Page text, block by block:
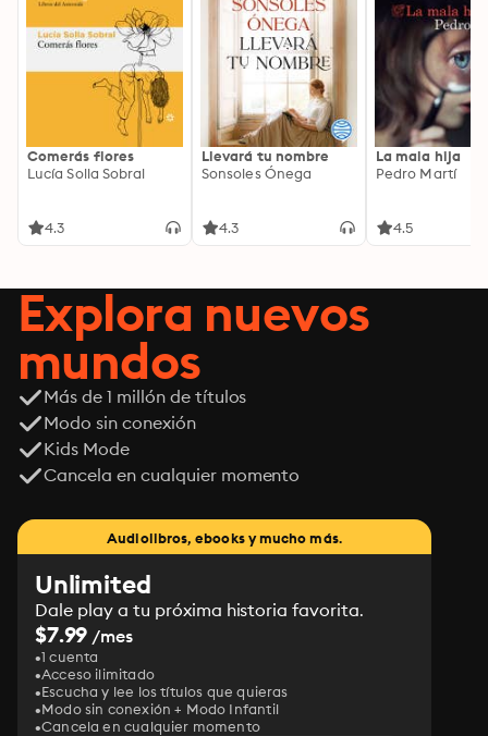
Comerás flores
Lucía Solla Sobral
4.3
Llevará tu nombre
Sonsoles Ónega
4.3
La mala hija
Pedro Martí
4.5
Explora nuevos
mundos
Más de 1 millón de títulos
Modo sin conexión
Kids Mode
Cancela en cualquier momento
Audiolibros, ebooks y mucho más.
Unlimited
Dale play a tu próxima historia favorita.
$7.99 /mes
1 cuenta
Acceso ilimitado
Escucha y lee los títulos que quieras
Modo sin conexión + Modo Infantil
Cancela en cualquier momento